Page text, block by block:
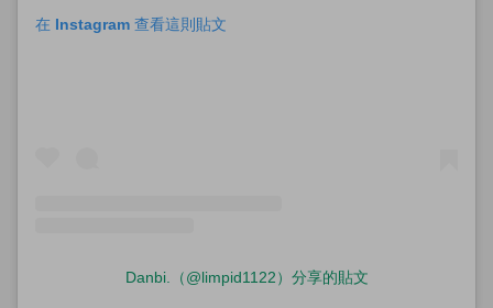
在 Instagram 查看這則貼文
Danbi.（@limpid1122）分享的貼文